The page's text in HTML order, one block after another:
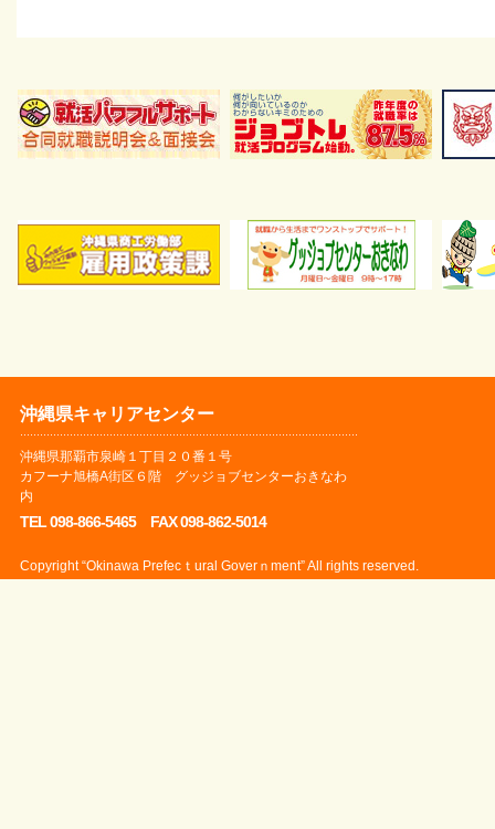
沖縄県キャリアセンター
沖縄県那覇市泉崎１丁目２０番１号
カフーナ旭橋A街区６階 グッジョブセンターおきなわ
内
TEL 098-866-5465 FAX 098-862-5014
Copyright “Okinawa Prefecｔural Goverｎment” All rights reserved.